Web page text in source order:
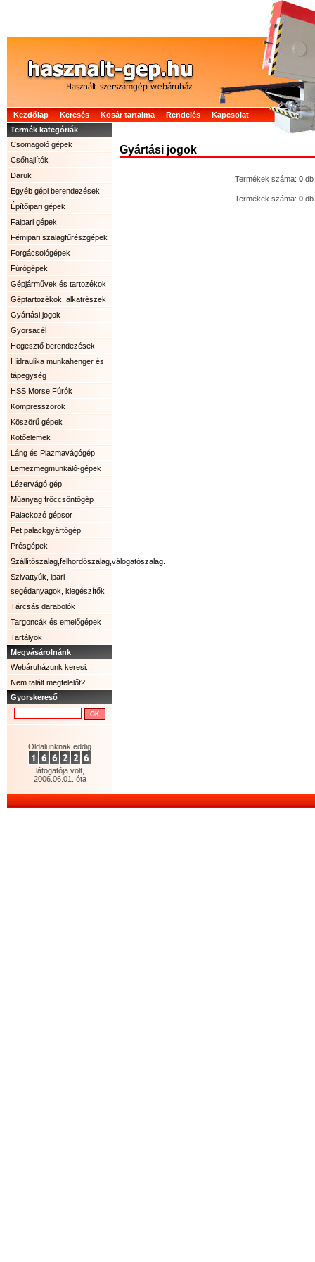
Kezdőlap Keresés Kosár tartalma Rendelés
Kapcsolat
Termék kategóriák
Csomagoló gépek
Csőhajlítók
Daruk
Egyéb gépi berendezések
Építőipari gépek
Faipari gépek
Fémipari szalagfűrészgépek
Forgácsológépek
Fúrógépek
Gépjárművek és tartozékok
Géptartozékok, alkatrészek
Gyártási jogok
Gyorsacél
Hegesztő berendezések
Hidraulika munkahenger és
tápegység
HSS Morse Fúrók
Kompresszorok
Köszörű gépek
Kötőelemek
Láng és Plazmavágógép
Lemezmegmunkáló-gépek
Lézervágó gép
Műanyag fröccsöntőgép
Palackozó gépsor
Pet palackgyártógép
Présgépek
Szállítószalag,felhordószalag,válogatószalag.
Szivattyúk, ipari
segédanyagok, kiegészítők
Tárcsás darabolók
Targoncák és emelőgépek
Tartályok
Megvásárolnánk
Webáruházunk keresi...
Nem talált megfelelőt?
Gyorskereső
Oldalunknak eddig
látogatója volt,
2006.06.01. óta
Gyártási jogok
Termékek száma: 0 db
Termékek száma: 0 db